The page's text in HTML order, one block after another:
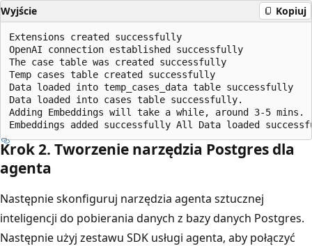
Wyjście Kopiuj
Extensions created successfully
OpenAI connection established successfully
The case table was created successfully
Temp cases table created successfully
Data loaded into temp_cases_data table successfully
Data loaded into cases table successfully.
Adding Embeddings will take a while, around 3-5 mins.
Krok 2. Tworzenie narzędzia Postgres dla
agenta
Następnie skonfiguruj narzędzia agenta sztucznej
inteligencji do pobierania danych z bazy danych Postgres.
Następnie użyj zestawu SDK usługi agenta, aby połączyć